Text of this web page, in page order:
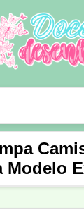
Modelo